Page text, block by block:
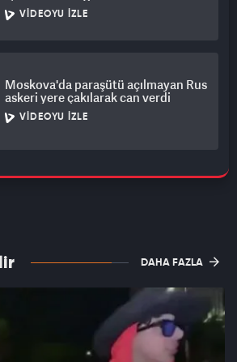
VIDEOYU İZLE
Moskova'da paraşütü açılmayan Rus
askeri yere çakılarak can verdi
VIDEOYU İZLE
DAHA FAZLA